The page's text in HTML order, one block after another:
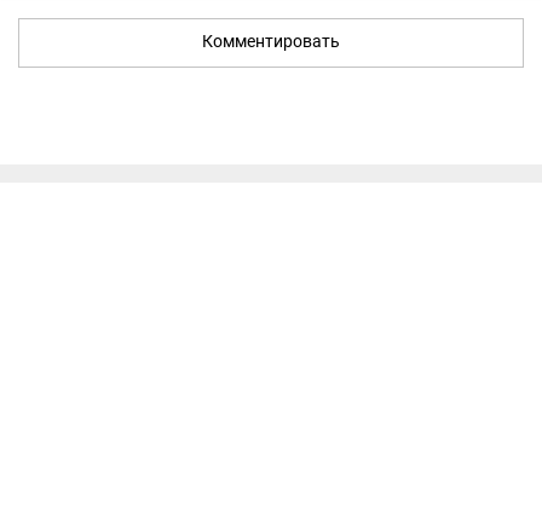
Комментировать